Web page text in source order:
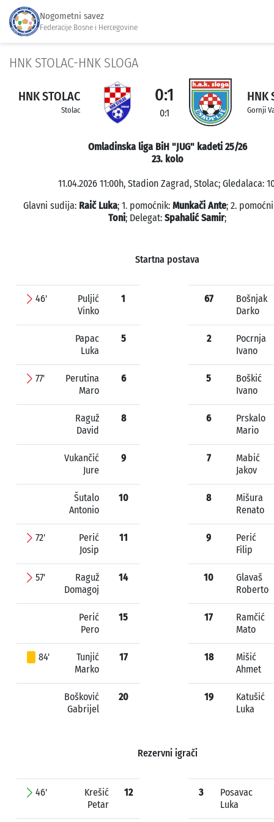
Nogometni savez
Federacije Bosne i Hercegovine
HNK STOLAC-HNK SLOGA
HNK STOLAC
Stolac
0:1
0:1
HNK
Gornji
Omladinska liga BiH "JUG" kadeti 25/26
23. kolo
11.04.2026 11:00h, Stadion Zagrad, Stolac; Gledalaca:
Glavni sudija: Raič Luka; 1. pomoćnik: Munkači Ante; 2.
Toni; Delegat: Spahalić Samir;
Startna postava
46'
Puljić
Vinko
1
Papac
Luka
5
77'
Perutina
Maro
6
Raguž
David
8
Vukančić
Jure
9
Šutalo
Antonio
10
72'
Perić
Josip
11
57'
Raguž
Domagoj
14
Perić
Pero
15
84'
Tunjić
Marko
17
Bošković
Gabrijel
20
67
Bošnjak
Darko
2
Pocrnja
Ivano
5
Boškić
Ivano
6
Prskalo
Mario
7
Mabić
Jakov
8
Mišura
Renato
9
Perić
Filip
10
Glavaš
Roberto
17
Ramčić
Mato
18
Mišić
Ahmet
19
Katušić
Luka
Rezervni igrači
46'
Krešić
Petar
12 3
Posavac
Luka